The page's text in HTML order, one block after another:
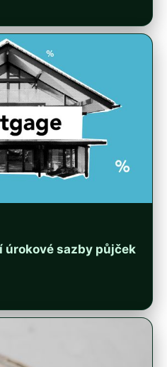
sazby půjček